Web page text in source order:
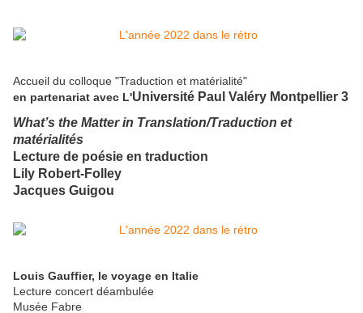
Accueil du colloque "Traduction et matérialité"
en partenariat avec L'Université Paul Valéry Montpellier 3
What’s the Matter in Translation/Traduction et
matérialités
Lecture de poésie en traduction
Lily Robert-Folley
Jacques Guigou
Louis Gauffier, le voyage en Italie
Lecture concert déambulée
Musée Fabre